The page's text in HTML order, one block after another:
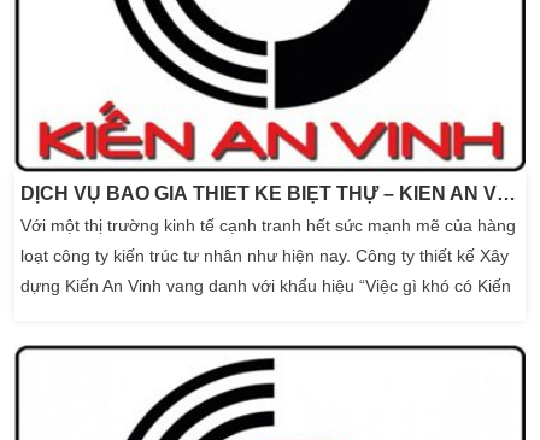
DỊCH VỤ BÁO GIÁ THIẾT KẾ BIỆT THỰ – KIẾN AN VINH
Với một thị trường kinh tế cạnh tranh hết sức mạnh mẽ của hàng
loạt công ty kiến trúc tư nhân như hiện nay. Công ty thiết kế Xây
dựng Kiến An Vinh vang danh với khẩu hiệu “Việc gì khó có Kiến
Tiến độ nhanh – Gía thành hợp lý” sẽ gửi quý khách hàng Bảng